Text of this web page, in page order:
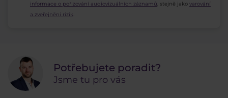
informace o pořizování audiovizuálních záznamů, stejně jako varování
a zveřejnění rizik.
Potřebujete poradit?
Jsme tu pro vás